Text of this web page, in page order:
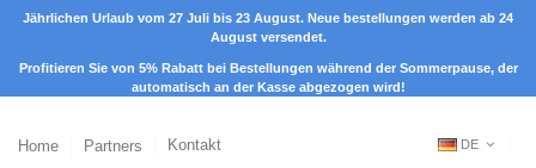
Jährlichen Urlaub vom 27 Juli bis 23 August. Neue bestellungen werden ab 24
August versendet.
Profitieren Sie von 5% Rabatt bei Bestellungen während der Sommerpause, der
automatisch an der Kasse abgezogen wird!
Home Partners Kontakt DE